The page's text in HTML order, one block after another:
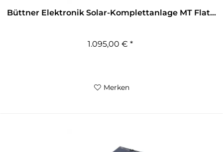
Büttner Elektronik Solar-Komplettanlage MT Flat...
1.095,00 € *
Merken